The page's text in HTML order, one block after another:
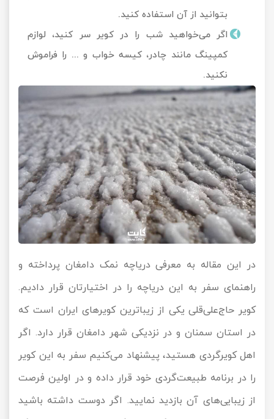
بتوانید از آن استفاده کنید.
اگر می‌خواهید شب را در کویر سر کنید، لوازم
کمپینگ مانند چادر، کیسه خواب و ... را فراموش
نکنید.
در این مقاله به معرفی دریاچه نمک دامغان پرداخته و
راهنمای سفر به این دریاچه را در اختیارتان قرار دادیم.
کویر حاج‌علی‌قلی یکی از زیباترین کویرهای ایران است که
در استان سمنان و در نزدیکی شهر دامغان قرار دارد. اگر
اهل کویرگردی هستید، پیشنهاد می‌کنیم سفر به این کویر
را در برنامه طبیعت‌گردی خود قرار داده و در اولین فرصت
از زیبایی‌های آن بازدید نمایید. اگر دوست داشته باشید